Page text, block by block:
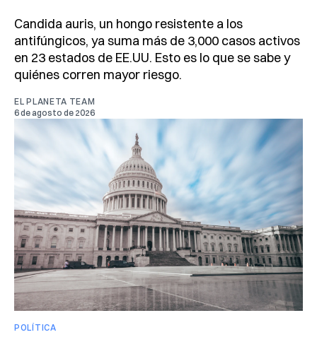
Candida auris, un hongo resistente a los
antifúngicos, ya suma más de 3,000 casos activos
en 23 estados de EE.UU. Esto es lo que se sabe y
quiénes corren mayor riesgo.
EL PLANETA TEAM
6 de agosto de 2026
POLÍTICA